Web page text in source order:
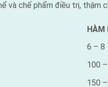
và chế phẩm điều trị, thậm
HÀM
6 – 8
100
150